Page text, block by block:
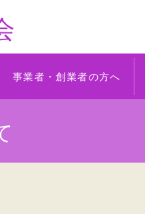
事業者・創業者の方へ